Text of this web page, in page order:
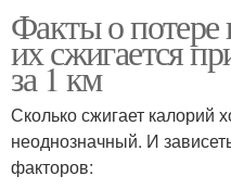
Факты о потере
их сжигается
за 1 км
Сколько сжигает калорий
неоднозначный. И
факторов: